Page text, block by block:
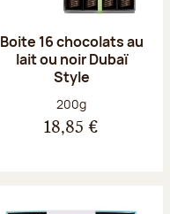
Boite 16 chocolats au
lait ou noir Dubaï
Style
Poids net :
200g
18,85 €